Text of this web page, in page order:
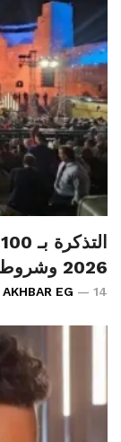
2026 وشروط الدخول – الأسبوع
AKHBAR EG 14 ساعة AGO